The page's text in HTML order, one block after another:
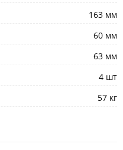
163 мм
60 мм
63 мм
4 шт
57 кг